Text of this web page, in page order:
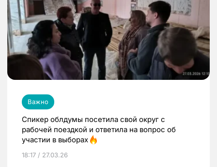
Важно
Спикер облдумы посетила свой округ с
рабочей поездкой и ответила на вопрос об
участии в выборах
18:17 / 27.03.26